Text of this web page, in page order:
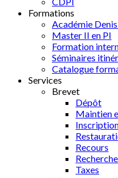
Formations
Académie
Master II en PI
Formation
Séminaires
Catalogue
Services
Brevet
Dépôt
Maintien
Recours
Taxes